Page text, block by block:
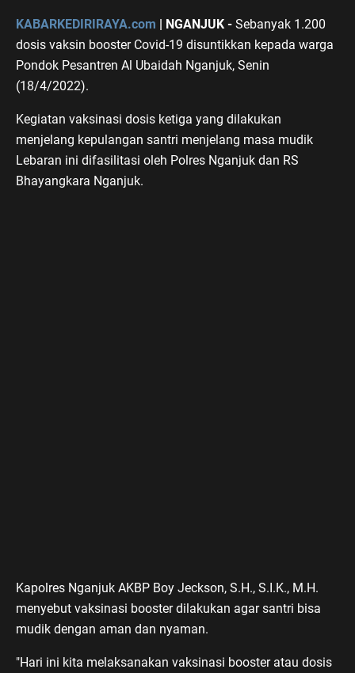
KABARKEDIRIRAYA.com | NGANJUK - Sebanyak 1.200
dosis vaksin booster Covid-19 disuntikkan kepada warga
Pondok Pesantren Al Ubaidah Nganjuk, Senin
(18/4/2022).
Kegiatan vaksinasi dosis ketiga yang dilakukan
menjelang kepulangan santri menjelang masa mudik
Lebaran ini difasilitasi oleh Polres Nganjuk dan RS
Bhayangkara Nganjuk.
Kapolres Nganjuk AKBP Boy Jeckson, S.H., S.I.K., M.H.
menyebut vaksinasi booster dilakukan agar santri bisa
mudik dengan aman dan nyaman.
"Hari ini kita melaksanakan vaksinasi booster atau dosis